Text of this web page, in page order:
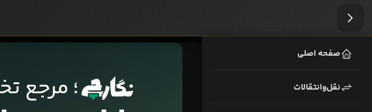
صفحه اصلی
نقل‌وانتقالات